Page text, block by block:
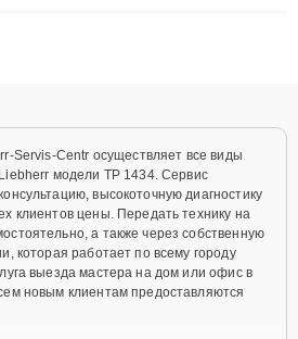
Servis-Centr осуществляет все виды
модели TP 1434. Сервис
высокоточную диагностику
клиентов цены. Передать технику на
а также через собственную
которая работает по всему городу
выезда мастера на дом или офис в
новым клиентам предоставляются